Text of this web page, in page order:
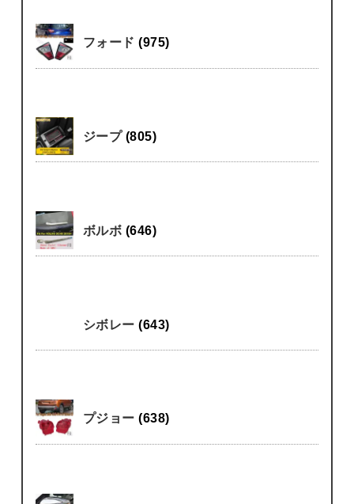
フォード(975)
ジープ (805)
ボルボ (646)
シボレー(643)
プジョー(638)